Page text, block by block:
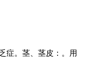
症。茎、茎皮：。用